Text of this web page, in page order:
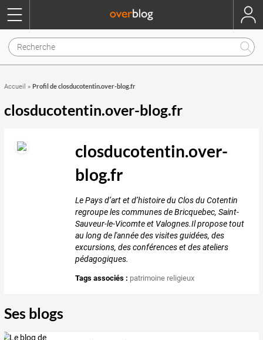
Accueil » Profil de closducotentin.over-blog.fr
closducotentin.over-blog.fr
closducotentin.over-
blog.fr
Le Pays d’art et d’histoire du Clos du Cotentin
regroupe les communes de Bricquebec, Saint-
Sauveur-le-Vicomte et Valognes.Il propose tout
au long de l'année des visites guidées, des
excursions, des conférences et des ateliers
pédagogiques.
Tags associés : patrimoine religieux
Ses blogs